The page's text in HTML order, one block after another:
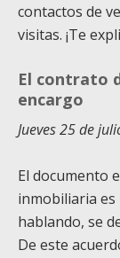
contactos de
visitas. ¡Te
El contrato
encargo
Jueves 25 de
El documento
inmobiliaria es
hablando, se
De este